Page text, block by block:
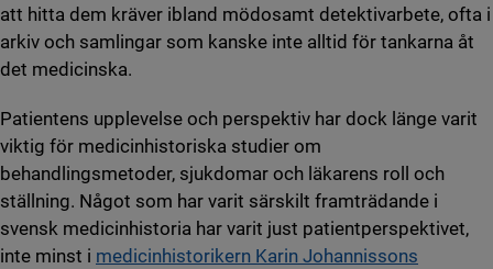
att hitta dem kräver ibland mödosamt detektivarbete, ofta i
arkiv och samlingar som kanske inte alltid för tankarna åt
det medicinska.
Patientens upplevelse och perspektiv har dock länge varit
viktig för medicinhistoriska studier om
behandlingsmetoder, sjukdomar och läkarens roll och
ställning. Något som har varit särskilt framträdande i
svensk medicinhistoria har varit just patientperspektivet,
inte minst i medicinhistorikern Karin Johannissons